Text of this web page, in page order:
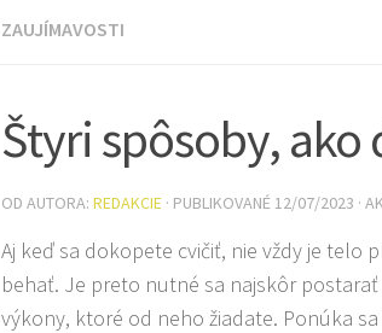
ZAUJÍMAVOSTI
Štyri spôsoby,
OD AUTORA: REDAKCIE · PUBLIKOVANÉ 12/07/2023 ·
Aj keď sa dokopete cvičiť, nie vždy je
behať. Je preto nutné sa najskôr
výkony, ktoré od neho žiadate. Ponúka